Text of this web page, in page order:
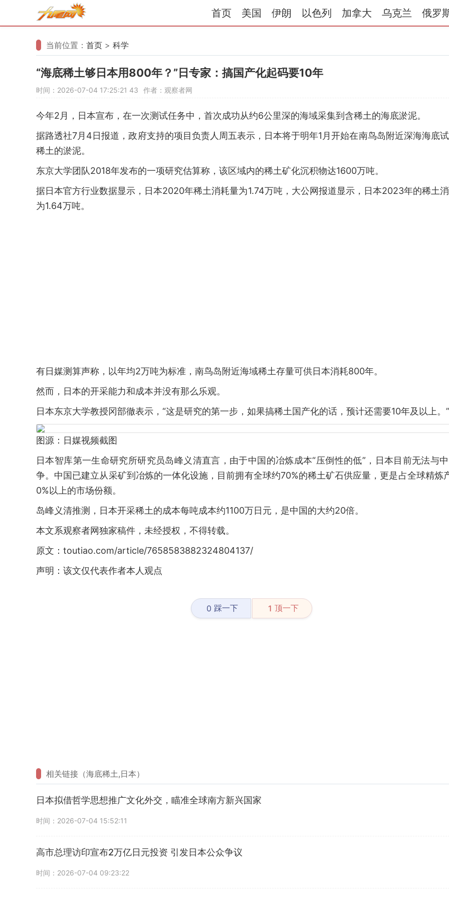
首页 美国 伊朗 以色列 加拿大 乌克兰 俄罗
当前位置： 首页 > 科学
“海底稀土够日本用800年？”日专家：搞国产化起码要10年
时间：2026-07-04 17:25:21 43 作者：观察者网
今年2月，日本宣布，在一次测试任务中，首次成功从约6公里深的海域采集到含稀土的海底淤泥。
据路透社7月4日报道，政府支持的项目负责人周五表示，日本将于明年1月开始在南鸟岛附近深海海底
稀土的淤泥。
东京大学团队2018年发布的一项研究估算称，该区域内的稀土矿化沉积物达1600万吨。
据日本官方行业数据显示，日本2020年稀土消耗量为1.74万吨，大公网报道显示，日本2023年的稀土
为1.64万吨。
有日媒测算声称，以年均2万吨为标准，南鸟岛附近海域稀土存量可供日本消耗800年。
然而，日本的开采能力和成本并没有那么乐观。
日本东京大学教授冈部徹表示，“这是研究的第一步，如果搞稀土国产化的话，预计还需要10年及以上。”
图源：日媒视频截图
日本智库第一生命研究所研究员岛峰义清直言，由于中国的冶炼成本“压倒性的低”，日本目前无法与
争。中国已建立从采矿到冶炼的一体化设施，目前拥有全球约70%的稀土矿石供应量，更是占全球精炼
0%以上的市场份额。
岛峰义清推测，日本开采稀土的成本每吨成本约1100万日元，是中国的大约20倍。
本文系观察者网独家稿件，未经授权，不得转载。
原文：toutiao.com/article/7658583882324804137/
声明：该文仅代表作者本人观点
0 踩一下 1 顶一下
相关链接（海底稀土,日本）
日本拟借哲学思想推广文化外交，瞄准全球南方新兴国家
时间：2026-07-04 15:52:11
高市总理访印宣布2万亿日元投资 引发日本公众争议
时间：2026-07-04 09:23:22